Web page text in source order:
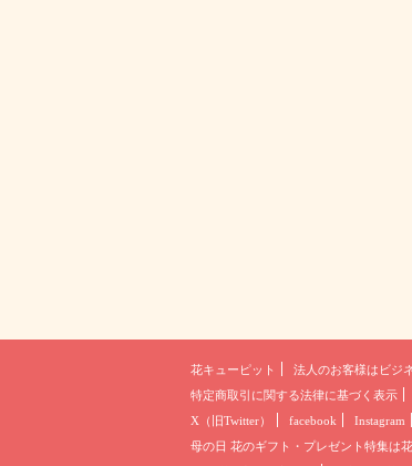
花キューピット 法人のお客様は ビジ
特定商取引に関する法律に基づく表示
X（旧Twitter）
facebook Instagram
母の日 花のギフト・プレゼント 特集は